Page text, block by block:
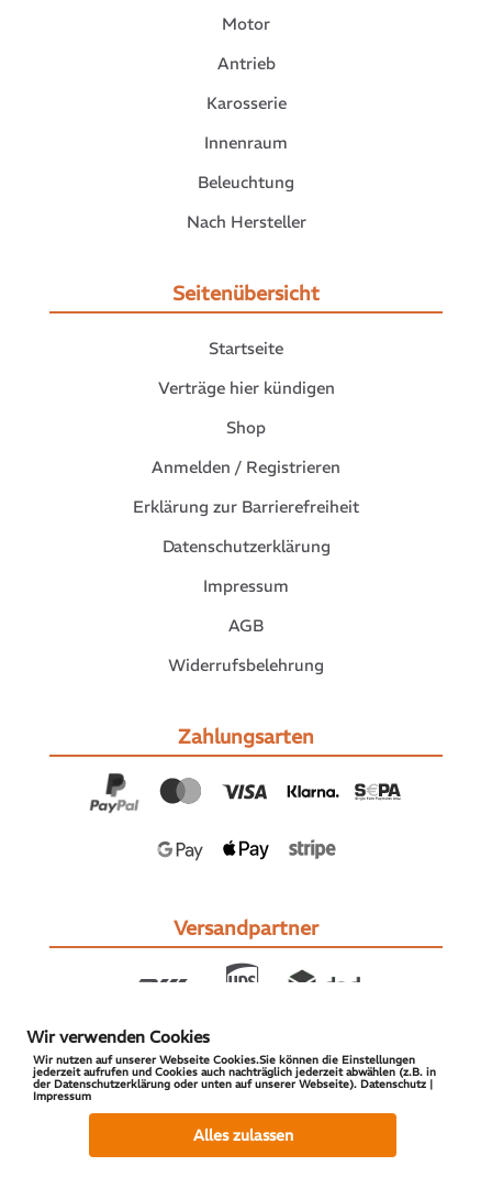
Motor
Antrieb
Karosserie
Innenraum
Beleuchtung
Nach Hersteller
Seitenübersicht
Startseite
Verträge hier kündigen
Shop
Anmelden / Registrieren
Erklärung zur Barrierefreiheit
Datenschutzerklärung
Impressum
AGB
Widerrufsbelehrung
Zahlungsarten
Versandpartner
© 2026 S-PARTS | All Rights Reserved
Wir verwenden Cookies
Wir nutzen auf unserer Webseite Cookies.Sie können die Einstellungen
jederzeit aufrufen und Cookies auch nachträglich jederzeit abwählen (z.B. in
der Datenschutzerklärung oder unten auf unserer Webseite). Datenschutz |
Impressum
Alles zulassen